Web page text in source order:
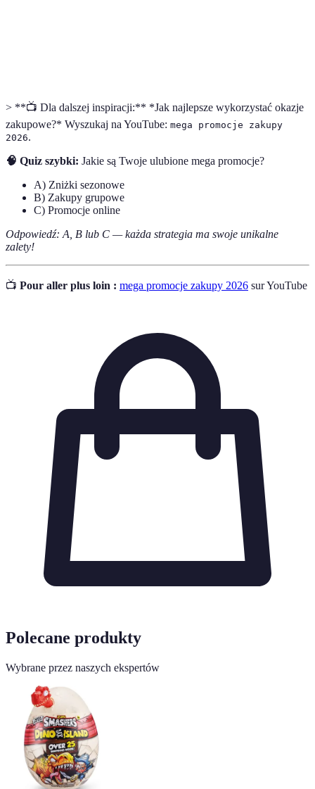
> **📺 Dla dalszej inspiracji:** *Jak najlepsze wykorzystać okazje
zakupowe?* Wyszukaj na YouTube: mega promocje zakupy
2026.
🧠 Quiz szybki: Jakie są Twoje ulubione mega promocje?
A) Zniżki sezonowe
B) Zakupy grupowe
C) Promocje online
Odpowiedź: A, B lub C — każda strategia ma swoje unikalne
zalety!
📺 Pour aller plus loin : mega promocje zakupy 2026 sur YouTube
Polecane produkty
Wybrane przez naszych ekspertów